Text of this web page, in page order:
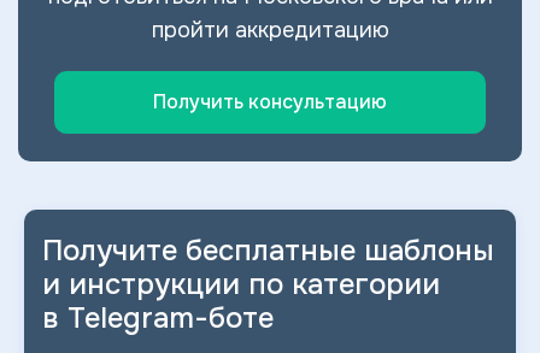
пройти аккредитацию
Получить консультацию
Получите бесплатные шаблоны
и инструкции по категории
в Telegram-боте